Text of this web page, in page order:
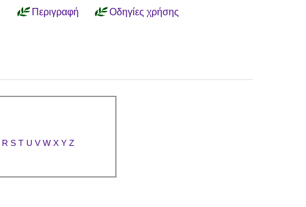
Περιγραφή Οδηγίες χρήσης
R S T U V W X Y Z